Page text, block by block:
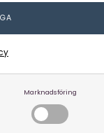
Marknadsföring
dig och